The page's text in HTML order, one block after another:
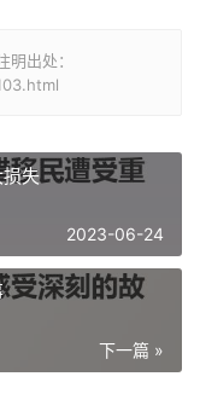
出处：
失
2023-06-24
下一篇 »